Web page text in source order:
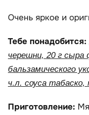
Очень яркое и
Тебе понадобится:
черешни, 20 г сыра
бальзамического
ч.л. соуса
Приготовление: